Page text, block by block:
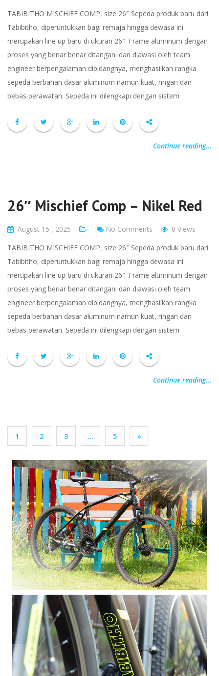
TABIBITHO MISCHIEF COMP, size 26″ Sepeda produk baru dari
Tabibitho, diperuntukkan bagi remaja hingga dewasa ini
merupakan line up baru di ukuran 26″. Frame aluminum dengan
proses yang benar benar ditangani dan diawasi oleh team
engineer berpengalaman dibidangnya, menghasilkan rangka
sepeda berbahan dasar aluminum namun kuat, ringan dan
bebas perawatan. Sepeda ini dilengkapi dengan sistem
Continue reading...
26″ Mischief Comp – Nikel Red
August 15 , 2025 No Comments
0 Views
TABIBITHO MISCHIEF COMP, size 26″ Sepeda produk baru dari
Tabibitho, diperuntukkan bagi remaja hingga dewasa ini
merupakan line up baru di ukuran 26″. Frame aluminum dengan
proses yang benar benar ditangani dan diawasi oleh team
engineer berpengalaman dibidangnya, menghasilkan rangka
sepeda berbahan dasar aluminum namun kuat, ringan dan
bebas perawatan. Sepeda ini dilengkapi dengan sistem
Continue reading...
1 2 3 … 5 »